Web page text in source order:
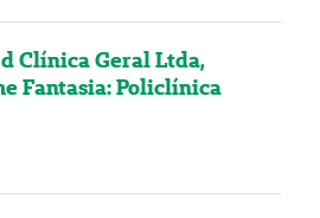
Clínica Geral Ltda,
Fantasia: Policlínica